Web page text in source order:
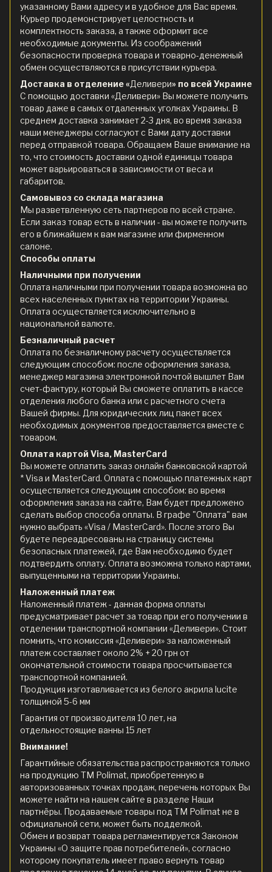
указанному Вами адресу и в удобное для Вас время.
Курьер продемонстрирует целостность и
комплектность заказа, а также оформит все
необходимые документы. Из соображений
безопасности проверка товара и товарно-денежный
обмен осуществляются в присутствии курьера.
Доставка в отделение «Деливери» по всей Украине
С помощью доставки «Деливери» Вы можете получить
товар даже в самых отдаленных уголках Украины. В
среднем доставка занимает 2-3 дня, во время заказа
наши менеджеры согласуют с Вами дату доставки
перед отправкой товара. Обращаем Ваше внимание на
то, что стоимость доставки одной единицы товара
может варьироваться в зависимости от веса и
габаритов.
Самовывоз со склада магазина
Мы разветвленную сеть партнеров по всей стране.
Если заказ товар есть в наличии - вы можете получить
его в ближайшем к вам магазине или фирменном
салоне.
Способы оплаты
Наличными при получении
Оплата наличными при получении товара возможна во
всех населенных пунктах на территории Украины.
Оплата осуществляется исключительно в
национальной валюте.
Безналичный расчет
Оплата по безналичному расчету осуществляется
следующим способом: после оформления заказа,
менеджер магазина электронной почтой вышлет Вам
счет-фактуру, который Вы сможете оплатить в кассе
отделения любого банка или с расчетного счета
Вашей фирмы. Для юридических лиц пакет всех
необходимых документов предоставляется вместе с
товаром.
Оплата картой Visa, MasterCard
Вы можете оплатить заказ онлайн банковской картой
* Visa и MasterCard. Оплата с помощью платежных карт
осуществляется следующим способом: во время
оформления заказа на сайте, Вам будет предложено
сделать выбор способа оплаты. В графе "Оплата" вам
нужно выбрать «Visa / MasterCard». После этого Вы
будете переадресованы на страницу системы
безопасных платежей, где Вам необходимо будет
подтвердить оплату. Оплата возможна только картами,
выпущенными на территории Украины.
Наложенный платеж
Наложенный платеж - данная форма оплаты
предусматривает расчет за товар при его получении в
отделении транспортной компании «Деливери». Стоит
помнить, что комиссия «Деливери» за наложенный
платеж составляет около 2% + 20 грн от
окончательной стоимости товара просчитывается
транспортной компанией.
Продукция изготавливается из белого акрила lucite
толщиной 5-6 мм
Гарантия от производителя 10 лет, на
отдельностоящие ванны 15 лет
Внимание!
Гарантийные обязательства распространяются только
на продукцию ТМ Polimat, приобретенную в
авторизованных точках продаж, перечень которых Вы
можете найти на нашем сайте в разделе Наши
партнёры. Продаваемые товары под ТМ Polimat не в
официальной сети, может быть подделкой.
Обмен и возврат товара регламентируется Законом
Украины «О защите прав потребителей», согласно
которому покупатель имеет право вернуть товар